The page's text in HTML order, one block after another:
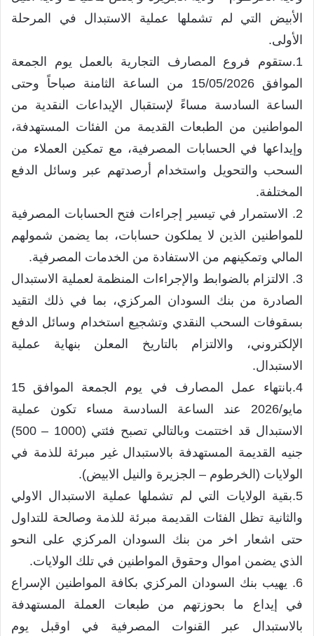
الأبيض التي لم تشملها عملية الاستبدال في المرحلة
الأولى.
1.ستقوم فروع المصارف التجارية بالعمل يوم الجمعة
الموافق 15/05/2026 من الساعة الثامنة صباحاً وحتى
الساعة السادسة مساءً لإستقبال الإيداعات النقدية من
المواطنين من الطبعات القديمة من الفئات المستهدفة،
وإيداعها في الحسابات المصرفية، مع تمكين العملاء من
السحب والتحويل واستخدام أرصدتهم عبر وسائل الدفع
المختلفة.
2. الاستمرار في تيسير إجراءات فتح الحسابات المصرفية
للمواطنين الذين لا يملكون حسابات، بما يضمن شمولهم
المالي وتمكينهم من الاستفادة من الخدمات المصرفية.
3. الالتزام بالضوابط والإجراءات المنظمة لعملية الاستبدال
الصادرة من بنك السودان المركزي، بما في ذلك التقيد
بسقوفات السحب النقدي وتشجيع استخدام وسائل الدفع
الإلكتروني، والالتزام بالتاريخ المعلن بنهاية عملية
الاستبدال.
4.بانتهاء عمل المصارف في يوم الجمعة الموافق 15
مايو/2026 عند الساعة السادسة مساء تكون عملية
الاستبدال قد اختتمت وبالتالي تصبح فئتي (1000 – 500)
جنيه القديمة المستهدفة بالاستبدال غير مبرئة للذمة في
الولايات (الخرطوم – الجزيرة والنيل الابيض).
5.بقية الولايات التي لم تشملها عملية الاستبدال الاولي
والثانية تظل الفئات القديمة مبرئة للذمة وصالحة للتداول
حتى اشعار اخر من بنك السودان المركزي على النحو
الذي يضمن اموال وحقوق المواطنين في تلك الولايات.
6. يهيب بنك السودان المركزي بكافة المواطنين الإسراع
في إيداع ما بحوزتهم من طبعات العملة المستهدفة
بالاستبدال عبر القنوات المصرفية في اوقبل يوم